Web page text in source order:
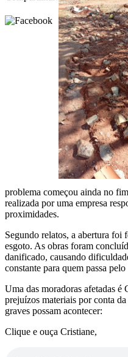
problema começou ainda no
realizada por uma empresa
proximidades.
Segundo relatos, a abertura foi
esgoto. As obras foram
danificado, causando
constante para quem passa
Uma das moradoras afetadas é
prejuízos materiais por conta
graves possam acontecer:
Clique e ouça Cristiane,